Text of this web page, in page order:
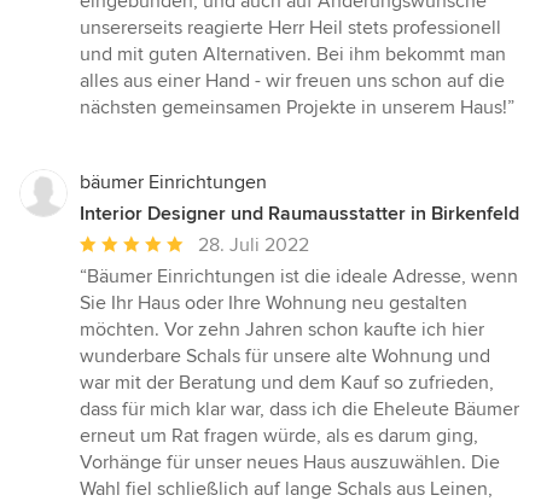
unsererseits reagierte Herr Heil stets professionell
und mit guten Alternativen. Bei ihm bekommt man
alles aus einer Hand - wir freuen uns schon auf die
nächsten gemeinsamen Projekte in unserem Haus!”
bäumer Einrichtungen
Interior Designer und Raumausstatter in Birkenfeld
Durchschnittliche
Bewertung:
5
von
5
Sternen
28. Juli 2022
“Bäumer Einrichtungen ist die ideale Adresse, wenn
Sie Ihr Haus oder Ihre Wohnung neu gestalten
möchten. Vor zehn Jahren schon kaufte ich hier
wunderbare Schals für unsere alte Wohnung und
war mit der Beratung und dem Kauf so zufrieden,
dass für mich klar war, dass ich die Eheleute Bäumer
erneut um Rat fragen würde, als es darum ging,
Vorhänge für unser neues Haus auszuwählen. Die
Wahl fiel schließlich auf lange Schals aus Leinen,